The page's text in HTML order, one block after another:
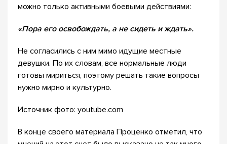
можно только активными боевыми действиями:
«Пора его освобождать, а не сидеть и ждать».
Не согласились с ним мимо идущие местные
девушки. По их словам, все нормальные люди
готовы мириться, поэтому решать такие вопросы
нужно мирно и культурно.
Источник фото: youtube.com
В конце своего материала Проценко отметил, что